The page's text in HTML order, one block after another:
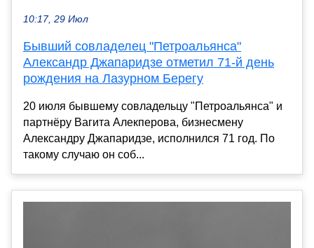
10:17, 29 Июл
Бывший совладелец "Петроальянса"
Александр Джапаридзе отметил 71-й день
рождения на Лазурном Берегу
20 июля бывшему совладельцу "Петроальянса" и
партнёру Вагита Алекперова, бизнесмену
Александру Джапаридзе, исполнился 71 год. По
такому случаю он соб...